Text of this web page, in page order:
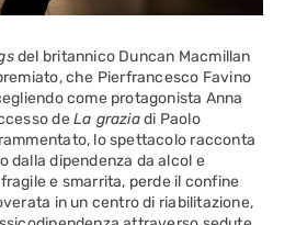
del britannico Duncan Macmillan
che Pierfrancesco Favino
come protagonista Anna
deLa graziadi Paolo
lo spettacolo racconta
dalla dipendenza da alcol e
e smarrita, perde il confine
in un centro di riabilitazione,